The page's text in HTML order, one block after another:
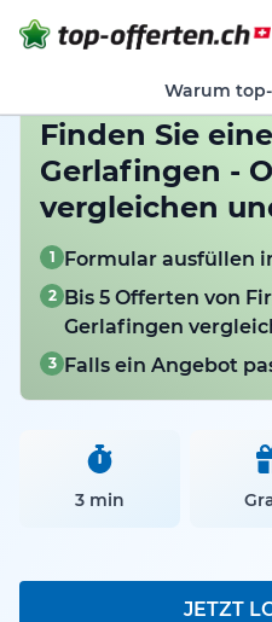
Warum
Finden Sie
Gerlafingen -
vergleichen
1 Formular ausfüllen
2 Bis 5 Offerten von
Gerlafingen
3 Falls ein Angebot
3 min
JETZT